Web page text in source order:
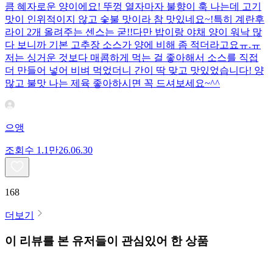
큼 혜자로운 양이에요! 뚜껑 열자마자 불향이 훅 나는데 고기
맛이 인위적이지 않고 숯불 맛이라 참 맛있네요~!특히 계란후
라이 2개 올려주는 센스는 굳!! ​다만 밥이랑 야채 양이 워낙 많
다 보니까 기본 고추장 소스가 양에 비해 좀 적더라고요ㅠ.ㅠ
저는 싱거운 것보다 매콤하게 먹는 걸 좋아해서 소스를 직접
더 만들어 넣어 비벼 먹었더니 간이 딱 맞고 맛있었습니다! 양
많고 불맛 나는 제육 좋아하시면 꼭 드셔보세요~^^
으앵
조회수 1.1만26.06.30
168
더보기
이 리뷰를 본 유저들이 관심있어 한 상품